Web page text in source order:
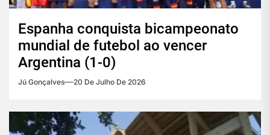
Espanha conquista bicampeonato
mundial de futebol ao vencer
Argentina (1-0)
Jú Gonçalves 20 De Julho De 2026